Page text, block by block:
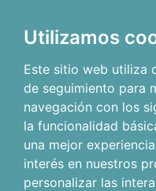
Utilizamos
Este sitio web utiliza
de seguimiento para
navegación con los
la funcionalidad
una mejor
interés en nuestros
personalizar las